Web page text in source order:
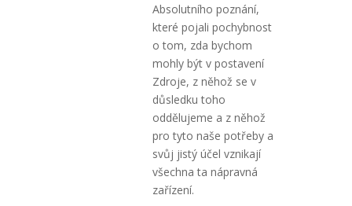
Absolutního poznání,
které pojali pochybnost
o tom, zda bychom
mohly být v postavení
Zdroje, z něhož se v
důsledku toho
oddělujeme a z něhož
pro tyto naše potřeby a
svůj jistý účel vznikají
všechna ta nápravná
zařízení.